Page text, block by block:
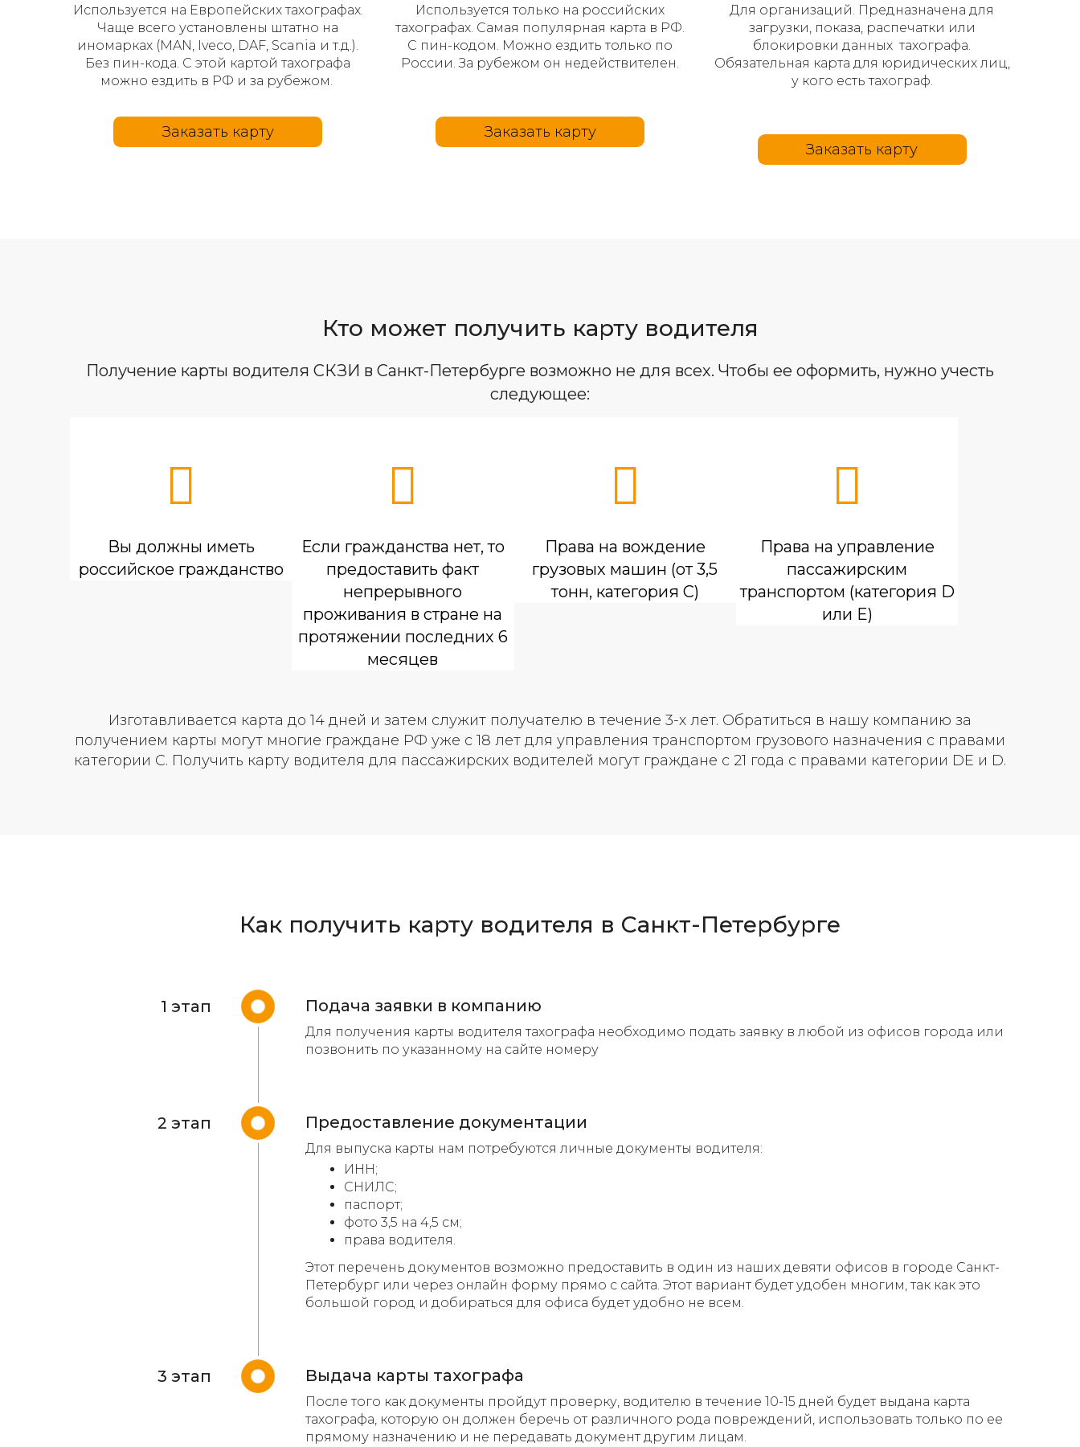
Используется на Европейских тахографах.
Чаще всего установлены штатно на
иномарках (MAN, Iveco, DAF, Scania и т.д.).
Без пин-кода. С этой картой тахографа
можно ездить в РФ и за рубежом.
Заказать карту
Используется только на российских
тахографах. Самая популярная карта в РФ.
С пин-кодом. Можно ездить только по
России. За рубежом он недействителен.
Заказать карту
Для организаций. Предназначена для
загрузки, показа, распечатки или
блокировки данных тахографа.
Обязательная карта для юридических лиц,
у кого есть тахограф.
Заказать карту
Кто может получить карту водителя
Получение карты водителя СКЗИ в Санкт-Петербурге возможно не для всех. Чтобы ее оформить, нужно учесть
следующее:
Вы должны иметь
российское гражданство
Если гражданства нет, то
предоставить факт
непрерывного
проживания в стране на
протяжении последних 6
месяцев
Права на вождение
грузовых машин (от 3,5
тонн, категория С)
Права на управление
пассажирским
транспортом (категория D
или E)
Изготавливается карта до 14 дней и затем служит получателю в течение 3-х лет. Обратиться в нашу компанию за
получением карты могут многие граждане РФ уже с 18 лет для управления транспортом грузового назначения с правами
категории C. Получить карту водителя для пассажирских водителей могут граждане с 21 года с правами категории DE и D.
Как получить карту водителя в Санкт-Петербурге
1 этап Подача заявки в компанию
Для получения карты водителя тахографа необходимо подать заявку в любой из офисов города или
позвонить по указанному на сайте номеру
2 этап Предоставление документации
Для выпуска карты нам потребуются личные документы водителя:
ИНН;
СНИЛС;
паспорт;
фото 3,5 на 4,5 см;
права водителя.
Этот перечень документов возможно предоставить в один из наших девяти офисов в городе Санкт-
Петербург или через онлайн форму прямо с сайта. Этот вариант будет удобен многим, так как это
большой город и добираться для офиса будет удобно не всем.
3 этап Выдача карты тахографа
После того как документы пройдут проверку, водителю в течение 10-15 дней будет выдана карта
тахографа, которую он должен беречь от различного рода повреждений, использовать только по ее
прямому назначению и не передавать документ другим лицам.